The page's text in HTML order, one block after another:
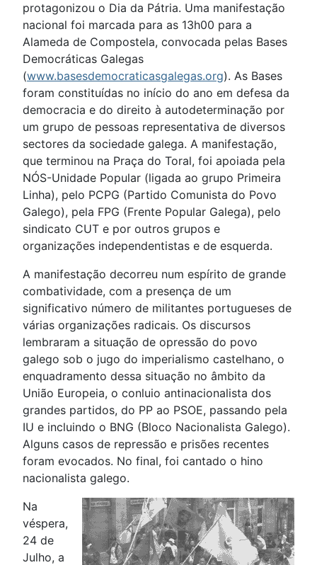
protagonizou o Dia da Pátria. Uma manifestação
nacional foi marcada para as 13h00 para a
Alameda de Compostela, convocada pelas Bases
Democráticas Galegas
(www.basesdemocraticasgalegas.org). As Bases
foram constituídas no início do ano em defesa da
democracia e do direito à autodeterminação por
um grupo de pessoas representativa de diversos
sectores da sociedade galega. A manifestação,
que terminou na Praça do Toral, foi apoiada pela
NÓS-Unidade Popular (ligada ao grupo Primeira
Linha), pelo PCPG (Partido Comunista do Povo
Galego), pela FPG (Frente Popular Galega), pelo
sindicato CUT e por outros grupos e
organizações independentistas e de esquerda.
A manifestação decorreu num espírito de grande
combatividade, com a presença de um
significativo número de militantes portugueses de
várias organizações radicais. Os discursos
lembraram a situação de opressão do povo
galego sob o jugo do imperialismo castelhano, o
enquadramento dessa situação no âmbito da
União Europeia, o conluio antinacionalista dos
grandes partidos, do PP ao PSOE, passando pela
IU e incluindo o BNG (Bloco Nacionalista Galego).
Alguns casos de repressão e prisões recentes
foram evocados. No final, foi cantado o hino
nacionalista galego.
Na
véspera,
24 de
Julho, a